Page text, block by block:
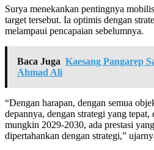
Surya menekankan pentingnya
target tersebut. Ia optimis dengan
melampaui pencapaian sebelumnya.
Baca Juga Kaesang Pangarep
Ahmad Ali
“Dengan harapan, dengan semua
depannya, dengan strategi yang
mungkin 2029-2030, ada prestasi
dipertahankan dengan strategi,”